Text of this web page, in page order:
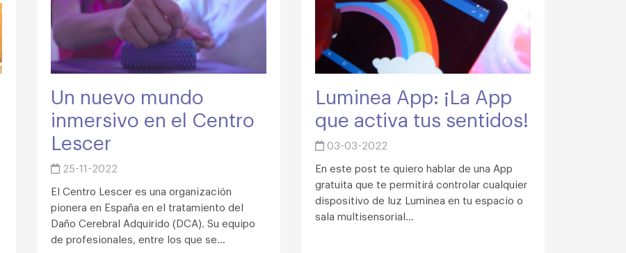
Un nuevo mundo
inmersivo en el Centro
Lescer
25-11-2022
El Centro Lescer es una organización
pionera en España en el tratamiento del
Daño Cerebral Adquirido (DCA). Su equipo
de profesionales, entre los que se...
Luminea App: ¡La App
que activa tus sentidos!
03-03-2022
En este post te quiero hablar de una App
gratuita que te permitirá controlar cualquier
dispositivo de luz Luminea en tu espacio o
sala multisensorial...